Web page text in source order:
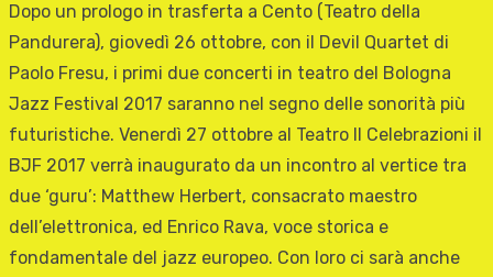
Dopo un prologo in trasferta a Cento (Teatro della
Pandurera), giovedì 26 ottobre, con il Devil Quartet di
Paolo Fresu, i primi due concerti in teatro del Bologna
Jazz Festival 2017 saranno nel segno delle sonorità più
futuristiche. Venerdì 27 ottobre al Teatro Il Celebrazioni il
BJF 2017 verrà inaugurato da un incontro al vertice tra
due ‘guru’: Matthew Herbert, consacrato maestro
dell’elettronica, ed Enrico Rava, voce storica e
fondamentale del jazz europeo. Con loro ci sarà anche